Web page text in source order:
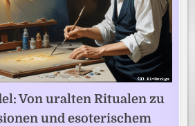
Von uralten Ritualen zu
und esoterischem